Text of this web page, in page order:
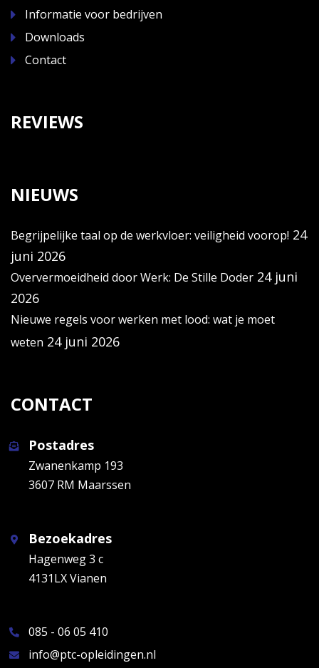
Informatie voor bedrijven
Downloads
Contact
REVIEWS
NIEUWS
Begrijpelijke taal op de werkvloer: veiligheid voorop! 24
juni 2026
Oververmoeidheid door Werk: De Stille Doder 24 juni
2026
Nieuwe regels voor werken met lood: wat je moet
weten 24 juni 2026
CONTACT
Postadres
Zwanenkamp 193
3607 RM Maarssen
Bezoekadres
Hagenweg 3 c
4131LX Vianen
085 - 06 05 410
info@ptc-opleidingen.nl